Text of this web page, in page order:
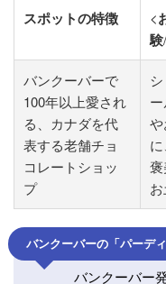
スポットの特徴 <
験
バンクーバーで
100年以上愛され
る、カナダを代
表する老舗チョ
コレートショッ
プ
バンクーバーの「パーデ
バンクーバー